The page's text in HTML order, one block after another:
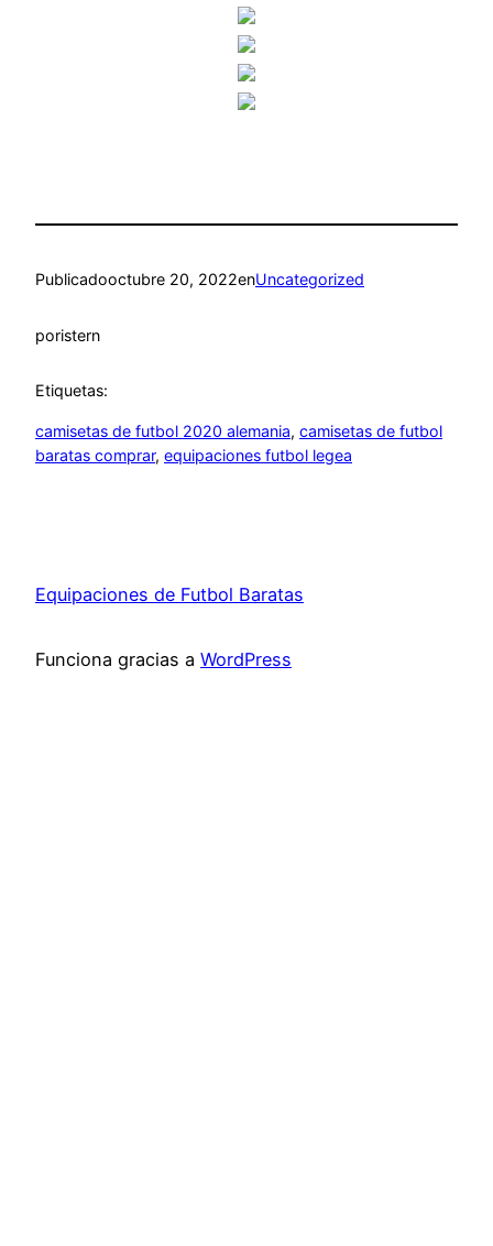
Publicadooctubre 20, 2022enUncategorized
poristern
Etiquetas:
camisetas de futbol 2020 alemania, camisetas de futbol
baratas comprar, equipaciones futbol legea
Equipaciones de Futbol Baratas
Funciona gracias a WordPress